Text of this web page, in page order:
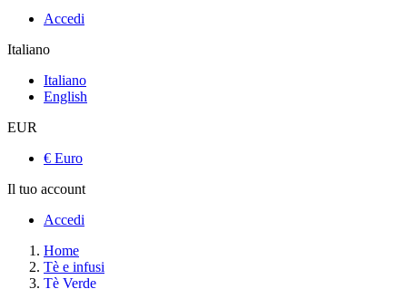
Accedi
Italiano
Italiano
English
EUR
€ Euro
Il tuo account
Accedi
Home
Tè e infusi
Tè Verde